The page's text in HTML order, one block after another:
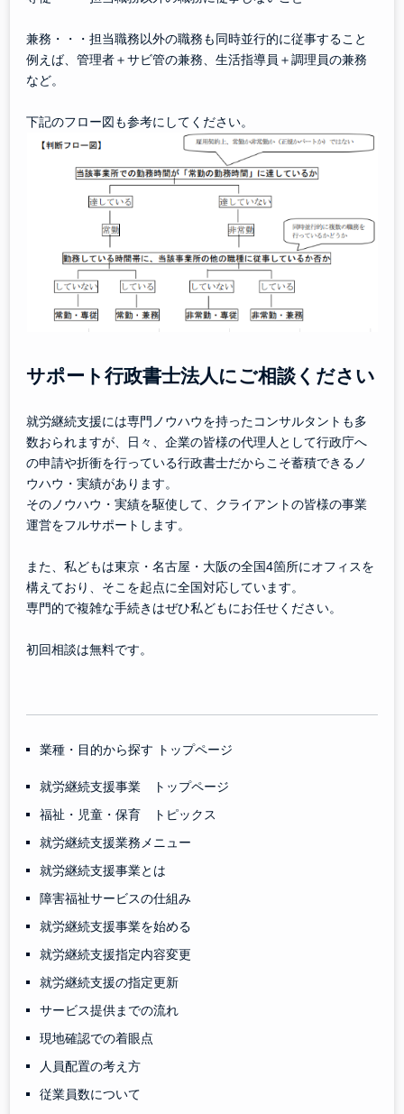
兼務・・・担当職務以外の職務も同時並行的に従事すること
例えば、管理者＋サビ管の兼務、生活指導員＋調理員の兼務
など。
下記のフロー図も参考にしてください。
サポート行政書士法人にご相談ください
就労継続支援には専門ノウハウを持ったコンサルタントも多
数おられますが、日々、企業の皆様の代理人として行政庁へ
の申請や折衝を行っている行政書士だからこそ蓄積できるノ
ウハウ・実績があります。
そのノウハウ・実績を駆使して、クライアントの皆様の事業
運営をフルサポートします。
また、私どもは東京・名古屋・大阪の全国4箇所にオフィスを
構えており、そこを起点に全国対応しています。
専門的で複雑な手続きはぜひ私どもにお任せください。
初回相談は無料です。
業種・目的から探す トップページ
就労継続支援事業 トップページ
福祉・児童・保育 トピックス
就労継続支援業務メニュー
就労継続支援事業とは
障害福祉サービスの仕組み
就労継続支援事業を始める
就労継続支援指定内容変更
就労継続支援の指定更新
サービス提供までの流れ
現地確認での着眼点
人員配置の考え方
従業員数について